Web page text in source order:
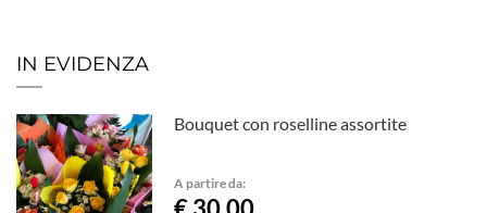
IN EVIDENZA
Bouquet con roselline assortite
A partire da: